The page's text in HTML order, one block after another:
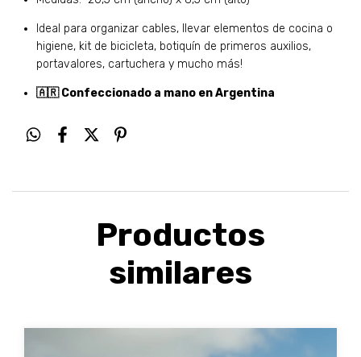
Ideal para organizar cables, llevar elementos de cocina o
higiene, kit de bicicleta, botiquín de primeros auxilios,
portavalores, cartuchera y mucho más!
🇦🇷 Confeccionado a mano en Argentina
Productos
similares